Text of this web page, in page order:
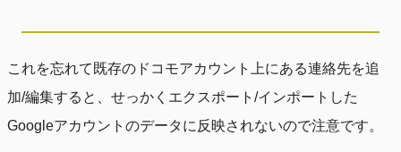
これを忘れて既存のドコモアカウント上にある連絡先を追
加/編集すると、せっかくエクスポート/インポートした
Googleアカウントのデータに反映されないので注意です。